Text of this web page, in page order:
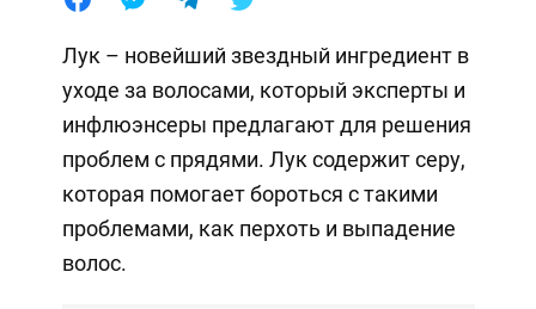
Лук – новейший звездный ингредиент в
уходе за волосами, который эксперты и
инфлюэнсеры предлагают для решения
проблем с прядями. Лук содержит серу,
которая помогает бороться с такими
проблемами, как перхоть и выпадение
волос.